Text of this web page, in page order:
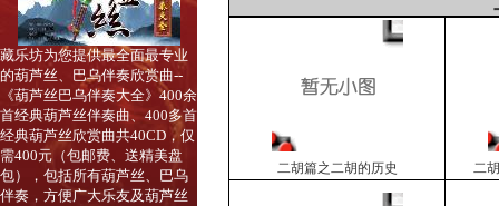
藏乐坊为您提供最全面最专业
的葫芦丝、巴乌伴奏欣赏曲--
《葫芦丝巴乌伴奏大全》400余
首经典葫芦丝伴奏曲、400多首
经典葫芦丝欣赏曲共40CD，仅
需400元（包邮费、送精美盘
包），包括所有葫芦丝、巴乌
伴奏，方便广大乐友及葫芦丝
二胡篇之二胡的历史 二